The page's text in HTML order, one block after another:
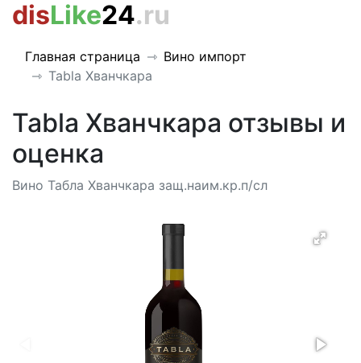
disLike24.ru
Главная страница
Вино импорт
Tabla Хванчкара
Tabla Хванчкара отзывы и
оценка
Вино Табла Хванчкара защ.наим.кр.п/сл